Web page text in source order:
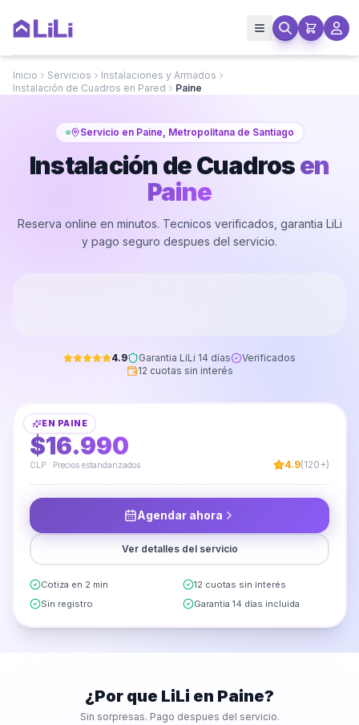
Inicio Servicios
Instalaciones y Armados
Instalación de Cuadros en Pared
Paine
Servicio en Paine, Metropolitana de Santiago
Instalación de Cuadrosen
Paine
Reserva online en minutos. Tecnicos verificados, garantia LiLi
y pago seguro despues del servicio.
4.9 Garantia LiLi 14 días
Verificados
12 cuotas sin interés
EN PAINE
DESDE
$16.990
CLP · Precios estandarizados 4.9(120+)
Agendar ahora
Ver detalles del servicio
Cotiza en 2 min
12 cuotas sin interés
Sin registro
Garantia 14 días incluida
¿Por que LiLi en Paine?
Sin sorpresas. Pago despues del servicio.